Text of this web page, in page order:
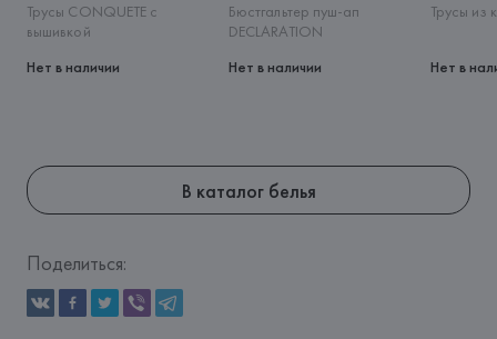
Трусы CONQUETE с
вышивкой
Нет в наличии
Бюстгальтер пуш-ап
DECLARATION
Нет в наличии
Трусы из
Нет в
В каталог белья
Поделиться: